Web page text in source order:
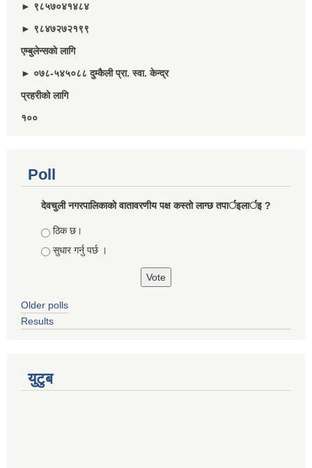
► ९८५७०४१४८४
► ९८४७२७२१९९
एम्बुलेन्सकाे लागि
► ०७८-५४५०८८ दुम्कैली प्रा. स्वा. केन्द्र
प्रहरीकाे लागि
१००
Poll
देवचुली नगरपालिकाकाे वातावरणीय पक्ष कस्ताे लाग्छ तपार्इलार्इ ?
Choices
ठिक छ।
सुधार गर्नु पर्छ ।
Older polls
Results
युटुब